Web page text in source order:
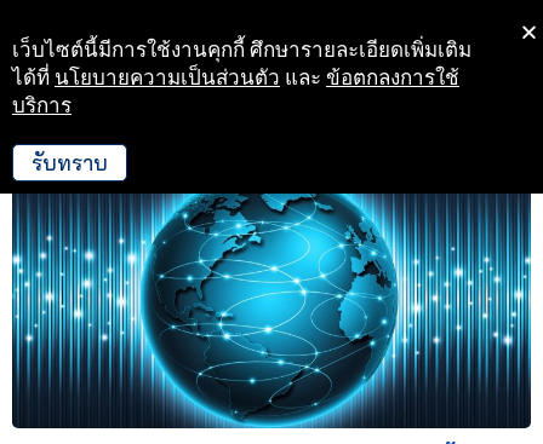
Skip
to
เว็บไซต์นี้มีการใช้งานคุกกี้ ศึกษารายละเอียดเพิ่มเติม
ได้ที่ นโยบายความเป็นส่วนตัว และ ข้อตกลงการใช้
บริการ
รับทราบ